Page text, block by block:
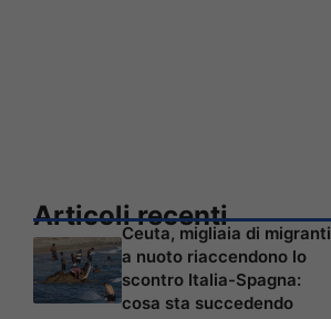
Articoli recenti
Ceuta, migliaia di migranti
a nuoto riaccendono lo
scontro Italia-Spagna:
cosa sta succedendo